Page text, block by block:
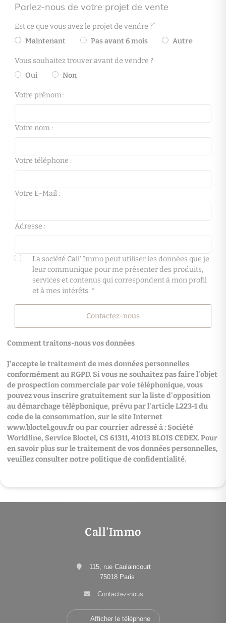
Parlez-nous de votre projet de vente
Est ce que vous avez le projet de vendre ?*
Maintenant Pas avant 6 mois Autre
Vous souhaitez trouver avant de vendre ?
Oui
Non
Votre prénom :
Votre nom :
Votre téléphone :
Votre E-Mail :
Adresse :
La société Call' Immo peut utiliser les données que je
leur communique pour me présenter des produits,
services et contenus qui correspondent à mon profil
et à mes intérêts. *
Contactez-nous
Comment traitons-nous vos données
J'accepte le traitement de mes données personnelles
conformément au RGPD. Si vous ne souhaitez pas faire l'objet
de prospection commerciale par voie téléphonique, vous
pouvez vous inscrire gratuitement sur la liste d'opposition
au démarchage téléphonique, prévu par l'article L223-1 du
code de la consommation, sur le site Internet
www.bloctel.gouv.frou par courrier adressé à : Société
Worldline, Service Bloctel, CS 61311, 41013 BLOIS CEDEX. Pour
en savoir plus sur le traitement de vos données personnelles,
veuillez consulter notre politique de confidentialité.
Call'Immo
115, rue Caulaincourt
75018 Paris
Contactez-nous
Afficher le téléphone